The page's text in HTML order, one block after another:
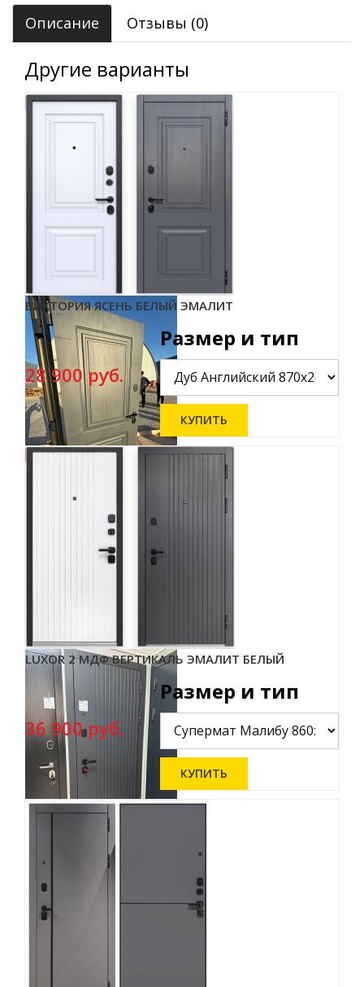
Описание Отзывы (0)
Другие варианты
ВИКТОРИЯ ЯСЕНЬ БЕЛЫЙ ЭМАЛИТ
28 900 руб.
Размер и тип
LUXOR 2 МДФ ВЕРТИКАЛЬ ЭМАЛИТ БЕЛЫЙ
36 900 руб.
Размер и тип